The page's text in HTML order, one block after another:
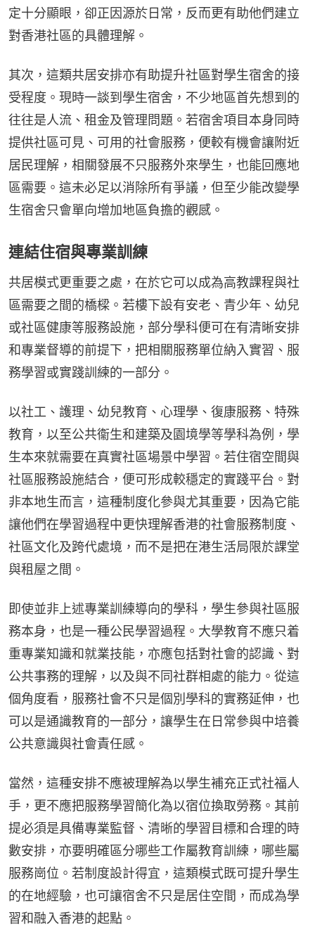
定十分顯眼，卻正因源於日常，反而更有助他們建立
對香港社區的具體理解。
其次，這類共居安排亦有助提升社區對學生宿舍的接
受程度。現時一談到學生宿舍，不少地區首先想到的
往往是人流、租金及管理問題。若宿舍項目本身同時
提供社區可見、可用的社會服務，便較有機會讓附近
居民理解，相關發展不只服務外來學生，也能回應地
區需要。這未必足以消除所有爭議，但至少能改變學
生宿舍只會單向增加地區負擔的觀感。
連結住宿與專業訓練
共居模式更重要之處，在於它可以成為高教課程與社
區需要之間的橋樑。若樓下設有安老、青少年、幼兒
或社區健康等服務設施，部分學科便可在有清晰安排
和專業督導的前提下，把相關服務單位納入實習、服
務學習或實踐訓練的一部分。
以社工、護理、幼兒教育、心理學、復康服務、特殊
教育，以至公共衞生和建築及園境學等學科為例，學
生本來就需要在真實社區場景中學習。若住宿空間與
社區服務設施結合，便可形成較穩定的實踐平台。對
非本地生而言，這種制度化參與尤其重要，因為它能
讓他們在學習過程中更快理解香港的社會服務制度、
社區文化及跨代處境，而不是把在港生活局限於課堂
與租屋之間。
即使並非上述專業訓練導向的學科，學生參與社區服
務本身，也是一種公民學習過程。大學教育不應只着
重專業知識和就業技能，亦應包括對社會的認識、對
公共事務的理解，以及與不同社群相處的能力。從這
個角度看，服務社會不只是個別學科的實務延伸，也
可以是通識教育的一部分，讓學生在日常參與中培養
公共意識與社會責任感。
當然，這種安排不應被理解為以學生補充正式社福人
手，更不應把服務學習簡化為以宿位換取勞務。其前
提必須是具備專業監督、清晰的學習目標和合理的時
數安排，亦要明確區分哪些工作屬教育訓練，哪些屬
服務崗位。若制度設計得宜，這類模式既可提升學生
的在地經驗，也可讓宿舍不只是居住空間，而成為學
習和融入香港的起點。